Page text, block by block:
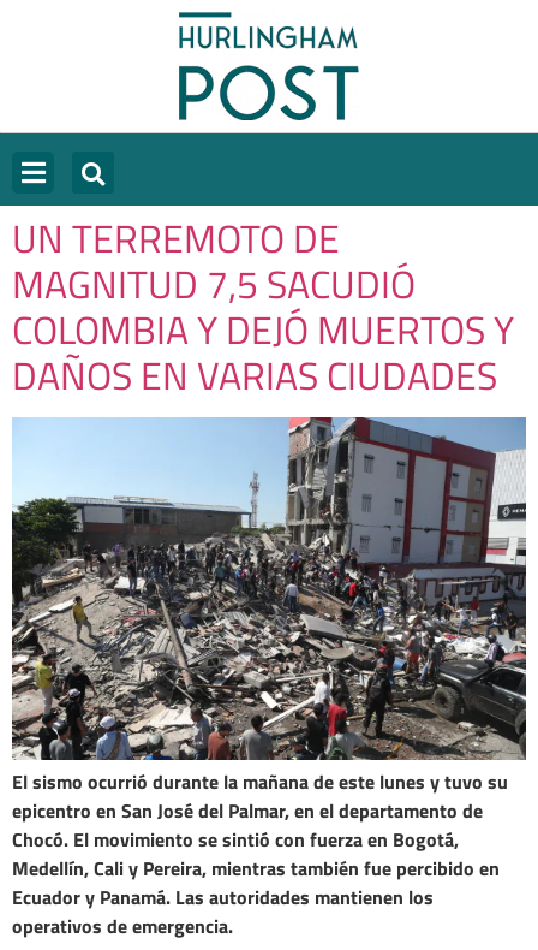
UN TERREMOTO DE
MAGNITUD 7,5 SACUDIÓ
COLOMBIA Y DEJÓ MUERTOS Y
DAÑOS EN VARIAS CIUDADES
El sismo ocurrió durante la mañana de este lunes y tuvo su
epicentro en San José del Palmar, en el departamento de
Chocó. El movimiento se sintió con fuerza en Bogotá,
Medellín, Cali y Pereira, mientras también fue percibido en
Ecuador y Panamá. Las autoridades mantienen los
operativos de emergencia.